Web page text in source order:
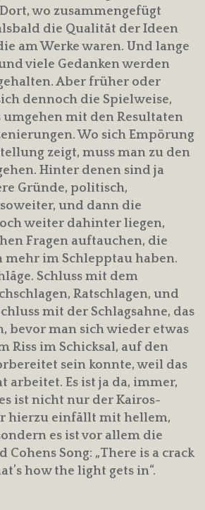
wo zusammengefügt
die Qualität der Ideen
am Werke waren. Und lange
viele Gedanken werden
Aber früher oder
dennoch die Spielweise,
mit den Resultaten
Wo sich Empörung
zeigt, muss man zu den
Hinter denen sind ja
Gründe, politisch,
und dann die
weiter dahinter liegen,
Fragen auftauchen, die
mehr im Schlepptau haben.
Schluss mit dem
Ratschlagen, und
mit der Schlagsahne, das
bevor man sich wieder etwas
Riss im Schicksal, auf den
sein konnte, weil das
arbeitet. Es ist ja da, immer,
ist nicht nur der Kairos-
hierzu einfällt mit hellem,
es ist vor allem die
Cohens Song: „There is a crack
how the light gets in“.